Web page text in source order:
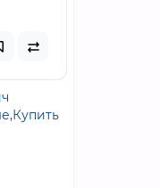
,Купить